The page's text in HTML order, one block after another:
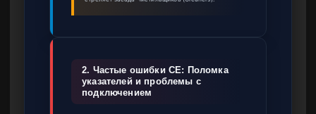
2. Частые ошибки CE: Поломка
указателей и проблемы с
подключением